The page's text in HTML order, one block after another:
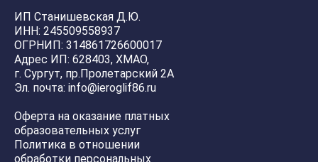
ИП Станишевская Д.Ю.
ИНН: 245509558937
ОГРНИП: 314861726600017
Адрес ИП: 628403, ХМАО,
г. Сургут, пр.Пролетарский 2А
Эл. почта: info@ieroglif86.ru
Оферта на оказание платных
образовательных услуг
Политика в отношении
обработки персональных